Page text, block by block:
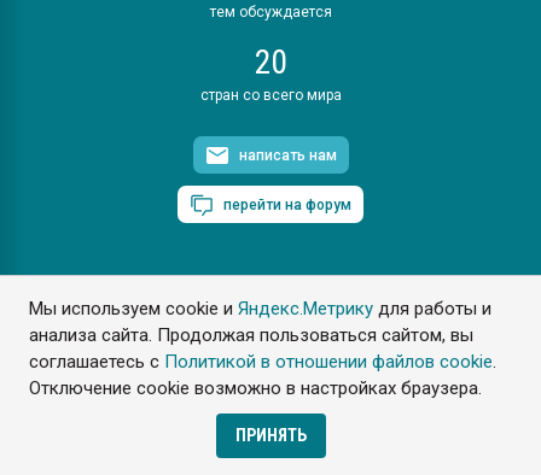
Мы используем cookie иЯндекс.Метрику для работы и
анализа сайта. Продолжая пользоваться сайтом, вы
соглашаетесь с Политикой в отношении файлов cookie.
Отключение cookie возможно в настройках браузера.
ПРИНЯТЬ
тем обсуждается
20
стран со всего мира
написать нам
перейти на форум
ПластЭксперт © 2006. Все права защищены
Разрешается копирование материалов сайта с обязательной
ссылкой на www.e-plastic.ru
Разработка сайта